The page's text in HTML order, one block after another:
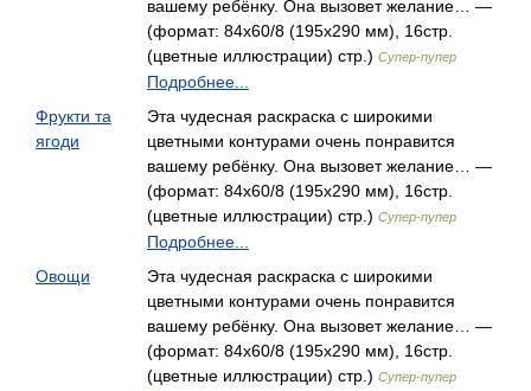
вашему ребёнку. Она вызовет желание… —
(формат: 84х60/8 (195х290 мм), 16стр.
(цветные иллюстрации) стр.) Супер-пупер
Подробнее...
Фрукти та
ягоди
Эта чудесная раскраска с широкими
цветными контурами очень понравится
вашему ребёнку. Она вызовет желание… —
(формат: 84х60/8 (195х290 мм), 16стр.
(цветные иллюстрации) стр.) Супер-пупер
Подробнее...
Овощи
Эта чудесная раскраска с широкими
цветными контурами очень понравится
вашему ребёнку. Она вызовет желание… —
(формат: 84х60/8 (195х290 мм), 16стр.
(цветные иллюстрации) стр.) Супер-пупер